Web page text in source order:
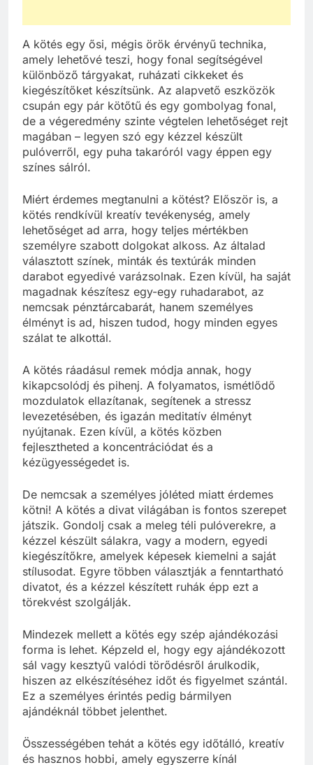
A kötés egy ősi, mégis örök érvényű technika,
amely lehetővé teszi, hogy fonal segítségével
különböző tárgyakat, ruházati cikkeket és
kiegészítőket készítsünk. Az alapvető eszközök
csupán egy pár kötőtű és egy gombolyag fonal,
de a végeredmény szinte végtelen lehetőséget rejt
magában – legyen szó egy kézzel készült
pulóverről, egy puha takaróról vagy éppen egy
színes sálról.
Miért érdemes megtanulni a kötést? Először is, a
kötés rendkívül kreatív tevékenység, amely
lehetőséget ad arra, hogy teljes mértékben
személyre szabott dolgokat alkoss. Az általad
választott színek, minták és textúrák minden
darabot egyedivé varázsolnak. Ezen kívül, ha saját
magadnak készítesz egy-egy ruhadarabot, az
nemcsak pénztárcabarát, hanem személyes
élményt is ad, hiszen tudod, hogy minden egyes
szálat te alkottál.
A kötés ráadásul remek módja annak, hogy
kikapcsolódj és pihenj. A folyamatos, ismétlődő
mozdulatok ellazítanak, segítenek a stressz
levezetésében, és igazán meditatív élményt
nyújtanak. Ezen kívül, a kötés közben
fejlesztheted a koncentrációdat és a
kézügyességedet is.
De nemcsak a személyes jóléted miatt érdemes
kötni! A kötés a divat világában is fontos szerepet
játszik. Gondolj csak a meleg téli pulóverekre, a
kézzel készült sálakra, vagy a modern, egyedi
kiegészítőkre, amelyek képesek kiemelni a saját
stílusodat. Egyre többen választják a fenntartható
divatot, és a kézzel készített ruhák épp ezt a
törekvést szolgálják.
Mindezek mellett a kötés egy szép ajándékozási
forma is lehet. Képzeld el, hogy egy ajándékozott
sál vagy kesztyű valódi törődésről árulkodik,
hiszen az elkészítéséhez időt és figyelmet szántál.
Ez a személyes érintés pedig bármilyen
ajándéknál többet jelenthet.
Összességében tehát a kötés egy időtálló, kreatív
és hasznos hobbi, amely egyszerre kínál